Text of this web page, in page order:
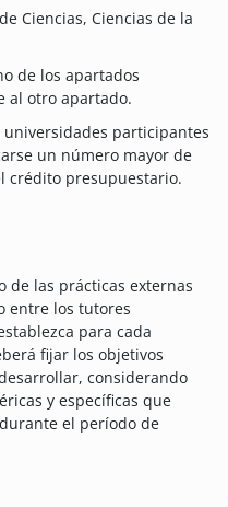
Ciencias, Ciencias de la
de los apartados
al otro apartado.
participantes
un número mayor de
crédito presupuestario.
de las prácticas externas
entre los tutores
para cada
fijar los objetivos
considerando
y específicas que
el período de